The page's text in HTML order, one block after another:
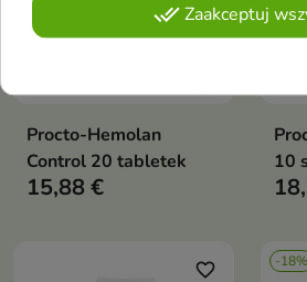
Procto-Hemolan
Control 20 tabletek
15,88 €
10
favorite_border -18%
done_allZaakceptuj